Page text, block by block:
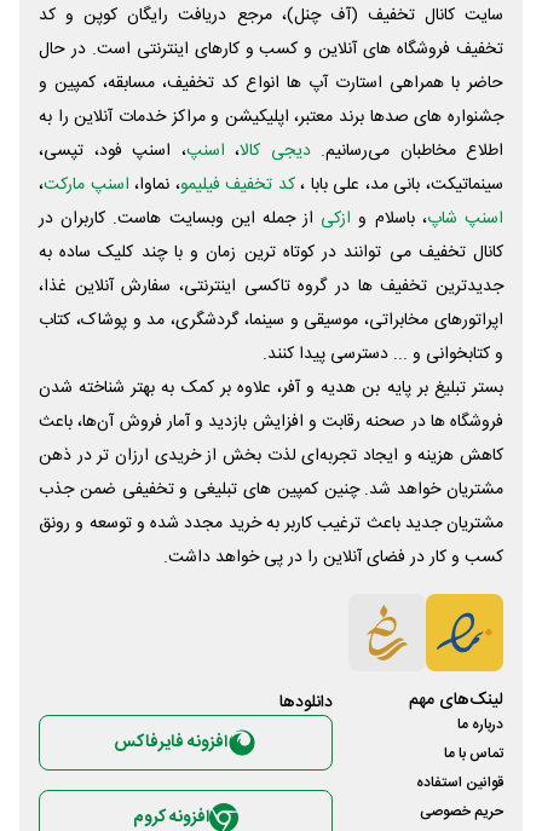
سایت کانال تخفیف (آف چنل)، مرجع دریافت رایگان کوپن و کد
تخفیف فروشگاه های آنلاین و کسب و‌ کارهای اینترنتی است. در حال
حاضر با همراهی استارت آپ ها انواع کد تخفیف، مسابقه، کمپین و
جشنواره های صدها برند معتبر، اپلیکیشن و مراکز خدمات آنلاین را به
اطلاع مخاطبان می‌رسانیم. دیجی کالا، اسنپ، اسنپ فود، تپسی،
سینماتیکت، بانی مد، علی‌ بابا ،کد تخفیف فیلیمو، نماوا، اسنپ مارکت،
اسنپ شاپ، باسلام و ازکی از جمله این وبسایت ‌هاست. کاربران در
کانال تخفیف می توانند در کوتاه ترین زمان و با چند کلیک ساده به
جدیدترین تخفیف ها در گروه تاکسی اینترنتی، سفارش آنلاین غذا،
اپراتورهای مخابراتی، موسیقی و سینما، گردشگری، مد و پوشاک، کتاب
و کتابخوانی و ... دسترسی پیدا کنند.
بستر تبلیغ بر پایه بن هدیه و آفر، علاوه بر کمک به بهتر شناخته شدن
فروشگاه ها در صحنه رقابت و افزایش بازدید و آمار فروش آن‌ها، باعث
کاهش هزینه و ایجاد تجربه‌ای لذت بخش از خریدی ارزان تر در ذهن
مشتریان خواهد شد. چنین کمپین های تبلیغی و تخفیفی ضمن جذب
مشتریان جدید باعث ترغیب کاربر به خرید مجدد شده و توسعه و رونق
کسب و کار در فضای آنلاین را در پی خواهد داشت.
لینک‌های مهم
درباره ما
تماس با ما
قوانین استفاده
حریم خصوصی
دانلود‌ها
افزونه فایرفاکس
افزونه کروم